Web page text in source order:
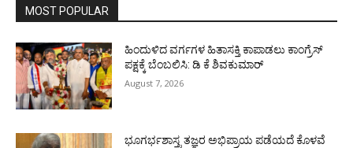
MOST POPULAR
ಹಿಂದುಳಿದ ವರ್ಗಗಳ ಹಿತಾಸಕ್ತಿ ಕಾಪಾಡಲು ಕಾಂಗ್ರೆಸ್
ಪಕ್ಷಕ್ಕೆ ಬೆಂಬಲಿಸಿ: ಡಿ ಕೆ ಶಿವಕುಮಾರ್
August 7, 2026
ಭೂಗರ್ಭಶಾಸ್ತ್ರ ತಜ್ಞರ ಅಭಿಪ್ರಾಯ ಪಡೆಯದೆ ಕೊಳವೆ